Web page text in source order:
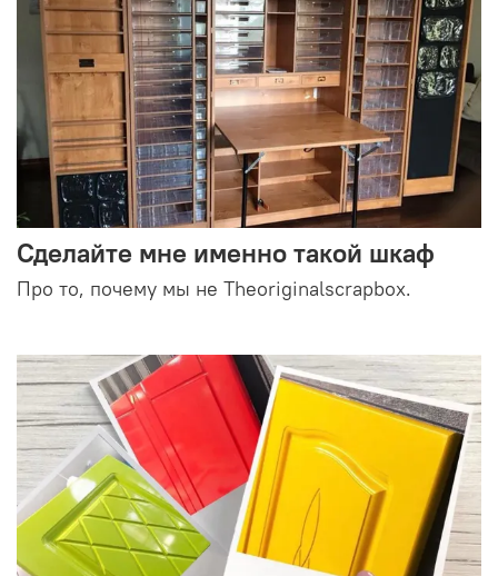
Сделайте мне именно такой шкаф
Про то, почему мы не Theoriginalscrapbox.